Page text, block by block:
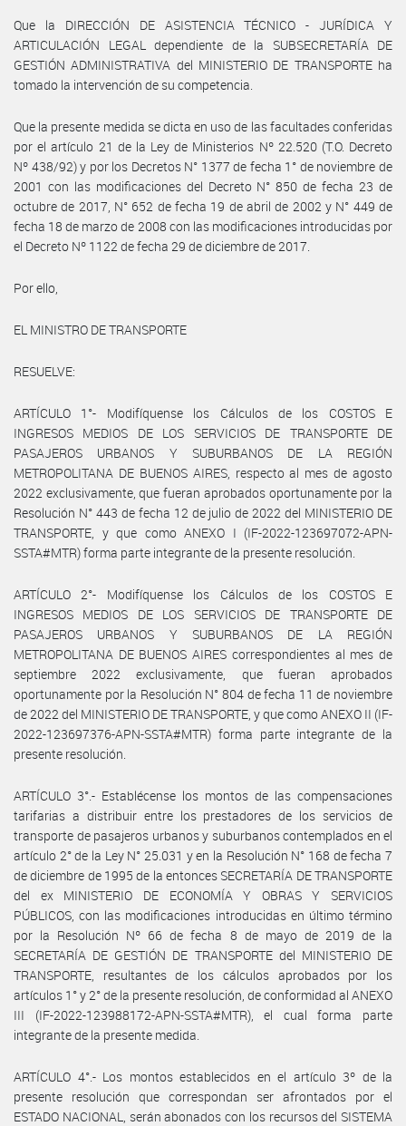
Que la DIRECCIÓN DE ASISTENCIA TÉCNICO - JURÍDICA Y
ARTICULACIÓN LEGAL dependiente de la SUBSECRETARÍA DE
GESTIÓN ADMINISTRATIVA del MINISTERIO DE TRANSPORTE ha
tomado la intervención de su competencia.
Que la presente medida se dicta en uso de las facultades conferidas
por el artículo 21 de la Ley de Ministerios Nº 22.520 (T.O. Decreto
Nº 438/92) y por los Decretos N° 1377 de fecha 1° de noviembre de
2001 con las modificaciones del Decreto N° 850 de fecha 23 de
octubre de 2017, N° 652 de fecha 19 de abril de 2002 y N° 449 de
fecha 18 de marzo de 2008 con las modificaciones introducidas por
el Decreto Nº 1122 de fecha 29 de diciembre de 2017.
Por ello,
EL MINISTRO DE TRANSPORTE
RESUELVE:
ARTÍCULO 1°- Modifíquense los Cálculos de los COSTOS E
INGRESOS MEDIOS DE LOS SERVICIOS DE TRANSPORTE DE
PASAJEROS URBANOS Y SUBURBANOS DE LA REGIÓN
METROPOLITANA DE BUENOS AIRES, respecto al mes de agosto
2022 exclusivamente, que fueran aprobados oportunamente por la
Resolución N° 443 de fecha 12 de julio de 2022 del MINISTERIO DE
TRANSPORTE, y que como ANEXO I (IF-2022-123697072-APN-
SSTA#MTR) forma parte integrante de la presente resolución.
ARTÍCULO 2°- Modifíquense los Cálculos de los COSTOS E
INGRESOS MEDIOS DE LOS SERVICIOS DE TRANSPORTE DE
PASAJEROS URBANOS Y SUBURBANOS DE LA REGIÓN
METROPOLITANA DE BUENOS AIRES correspondientes al mes de
septiembre 2022 exclusivamente, que fueran aprobados
oportunamente por la Resolución N° 804 de fecha 11 de noviembre
de 2022 del MINISTERIO DE TRANSPORTE, y que como ANEXO II (IF-
2022-123697376-APN-SSTA#MTR) forma parte integrante de la
presente resolución.
ARTÍCULO 3°.- Establécense los montos de las compensaciones
tarifarias a distribuir entre los prestadores de los servicios de
transporte de pasajeros urbanos y suburbanos contemplados en el
artículo 2° de la Ley N° 25.031 y en la Resolución N° 168 de fecha 7
de diciembre de 1995 de la entonces SECRETARÍA DE TRANSPORTE
del ex MINISTERIO DE ECONOMÍA Y OBRAS Y SERVICIOS
PÚBLICOS, con las modificaciones introducidas en último término
por la Resolución Nº 66 de fecha 8 de mayo de 2019 de la
SECRETARÍA DE GESTIÓN DE TRANSPORTE del MINISTERIO DE
TRANSPORTE, resultantes de los cálculos aprobados por los
artículos 1° y 2° de la presente resolución, de conformidad al ANEXO
III (IF-2022-123988172-APN-SSTA#MTR), el cual forma parte
integrante de la presente medida.
ARTÍCULO 4°.- Los montos establecidos en el artículo 3º de la
presente resolución que correspondan ser afrontados por el
ESTADO NACIONAL, serán abonados con los recursos del SISTEMA